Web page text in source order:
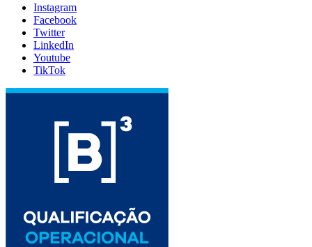
Instagram
Facebook
Twitter
LinkedIn
Youtube
TikTok